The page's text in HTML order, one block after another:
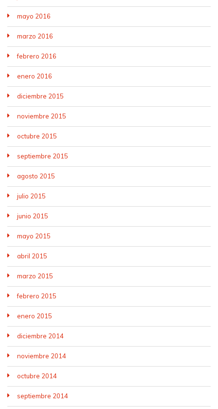
mayo 2016
marzo 2016
febrero 2016
enero 2016
diciembre 2015
noviembre 2015
octubre 2015
septiembre 2015
agosto 2015
julio 2015
junio 2015
mayo 2015
abril 2015
marzo 2015
febrero 2015
enero 2015
diciembre 2014
noviembre 2014
octubre 2014
septiembre 2014